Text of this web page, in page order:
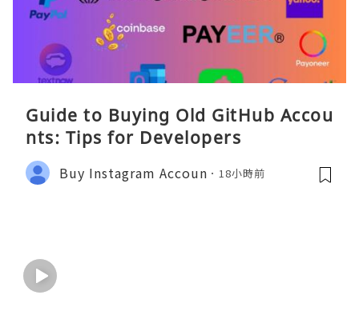
Guide to Buying Old GitHub Accou
nts: Tips for Developers
Buy Instagram Accoun 18小時前